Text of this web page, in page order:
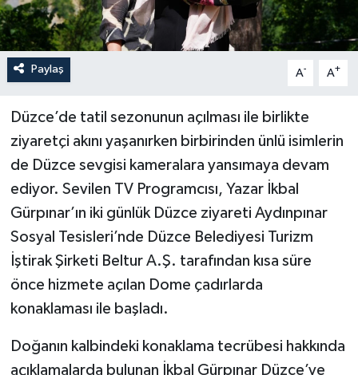
Paylaş A- A+
Düzce’de tatil sezonunun açılması ile birlikte
ziyaretçi akını yaşanırken birbirinden ünlü isimlerin
de Düzce sevgisi kameralara yansımaya devam
ediyor. Sevilen TV Programcısı, Yazar İkbal
Gürpınar’ın iki günlük Düzce ziyareti Aydınpınar
Sosyal Tesisleri’nde Düzce Belediyesi Turizm
İştirak Şirketi Beltur A.Ş. tarafından kısa süre
önce hizmete açılan Dome çadırlarda
konaklaması ile başladı.
Doğanın kalbindeki konaklama tecrübesi hakkında
açıklamalarda bulunan İkbal Gürpınar Düzce’ye